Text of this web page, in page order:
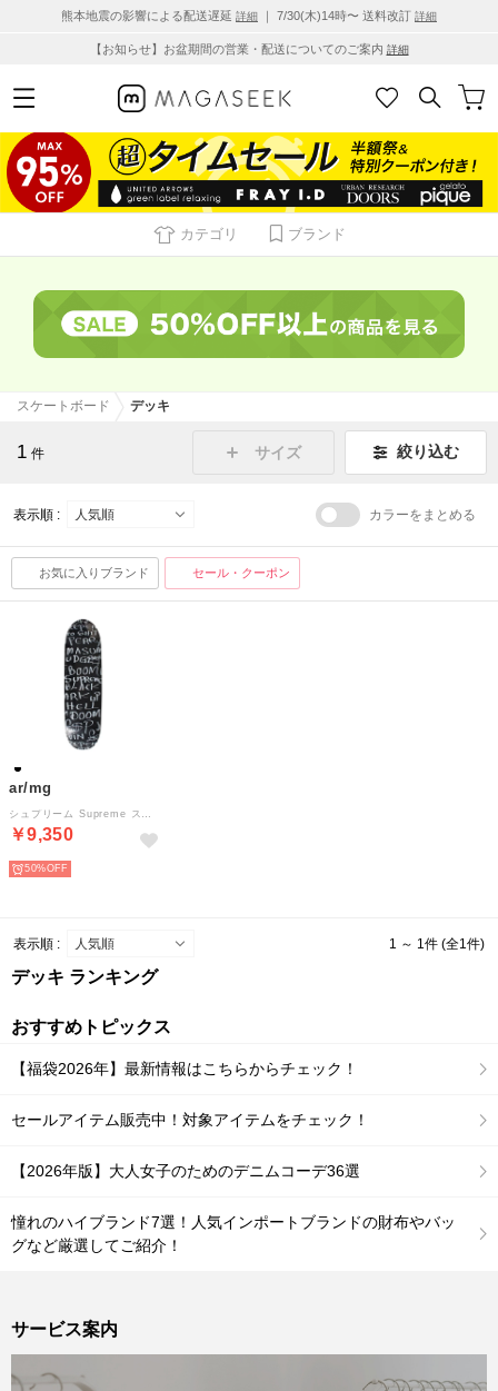
熊本地震の影響による配送遅延 詳細 ｜ 7/30(木)14時〜 送料改訂 詳細
【お知らせ】お盆期間の営業・配送についてのご案内 詳細
カテゴリ ブランド
スケートボード デッキ
1 件 サイズ 絞り込む
表示順 : カラーをまとめる
お気に入りブランド セール・クーポン
ar/mg
シュプリーム Supreme スケボー デッキ スケートボード Lee Scratch Perry コラボ BLACK ARK CRUISER SKATEBOA （ブラック）
￥9,350
50%
表示順 : 1 ～ 1件 (全1件)
デッキ ランキング
おすすめトピックス
【福袋2026年】最新情報はこちらからチェック！
セールアイテム販売中！対象アイテムをチェック！
【2026年版】大人女子のためのデニムコーデ36選
憧れのハイブランド7選！人気インポートブランドの財布やバッ
グなど厳選してご紹介！
サービス案内